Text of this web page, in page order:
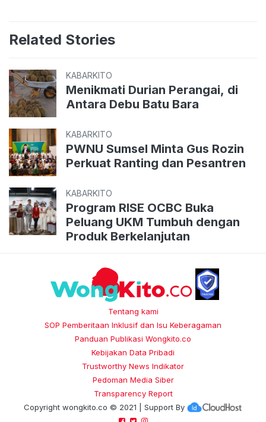
Related Stories
KABARKITO
Menikmati Durian Perangai, di
Antara Debu Batu Bara
KABARKITO
PWNU Sumsel Minta Gus Rozin
Perkuat Ranting dan Pesantren
KABARKITO
Program RISE OCBC Buka
Peluang UKM Tumbuh dengan
Produk Berkelanjutan
Tentang kami
SOP Pemberitaan Inklusif dan Isu Keberagaman
Panduan Publikasi Wongkito.co
Kebijakan Data Pribadi
Trustworthy News Indikator
Pedoman Media Siber
Transparency Report
Copyright wongkito.co © 2021 | Support By